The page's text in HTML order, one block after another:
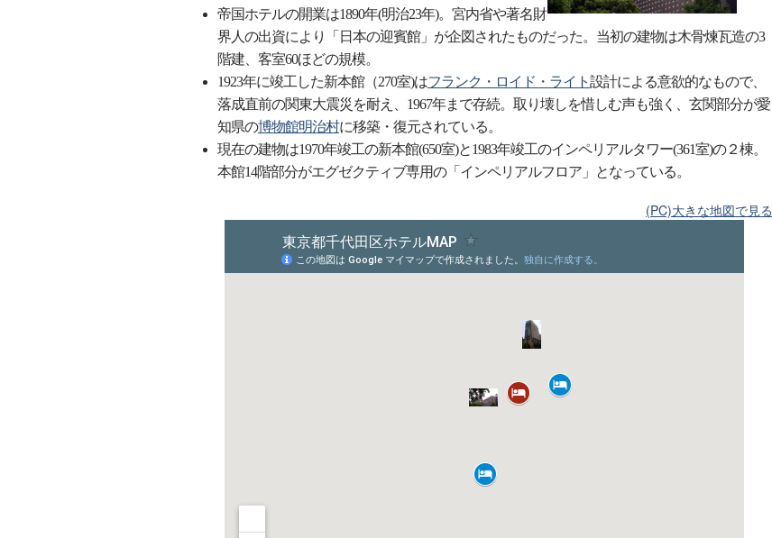
帝国ホテルの開業は1890年(明治23年)。宮内省や著名財
界人の出資により「日本の迎賓館」が企図されたものだった。当初の建物は木骨煉瓦造の3
階建、客室60ほどの規模。
1923年に竣工した新本館（270室)はフランク・ロイド・ライト設計による意欲的なもので、
落成直前の関東大震災を耐え、1967年まで存続。取り壊しを惜しむ声も強く、玄関部分が愛
知県の博物館明治村に移築・復元されている。
現在の建物は1970年竣工の新本館(650室)と1983年竣工のインペリアルタワー(361室)の２棟。
本館14階部分がエグゼクティブ専用の「インペリアルフロア」となっている。
(PC)大きな地図で見る